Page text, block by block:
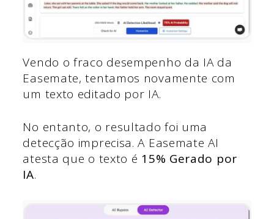
Vendo o fraco desempenho da IA da
Easemate, tentamos novamente com
um texto editado por IA.
No entanto, o resultado foi uma
detecção imprecisa. A Easemate AI
atesta que o texto é 15% Gerado por
IA.